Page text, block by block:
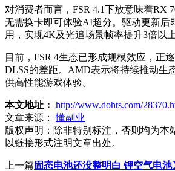
对消费者而言，FSR 4.1下放意味着RX
无需换卡即可体验AI超分。驱动更新后
用，实现4K及光追场景帧率提升3倍以上
目前，FSR 4生态已形成规模效应，正
DLSS的差距。AMD表示将持续推动生
供高性能游戏体验。
本文地址： http://www.dohts.com/
文章来源：
懂副业
版权声明： 除非特别标注，否则均为本
以链接形式注明文章出处。
上一篇 固态电池还没整明白 锂空气电池